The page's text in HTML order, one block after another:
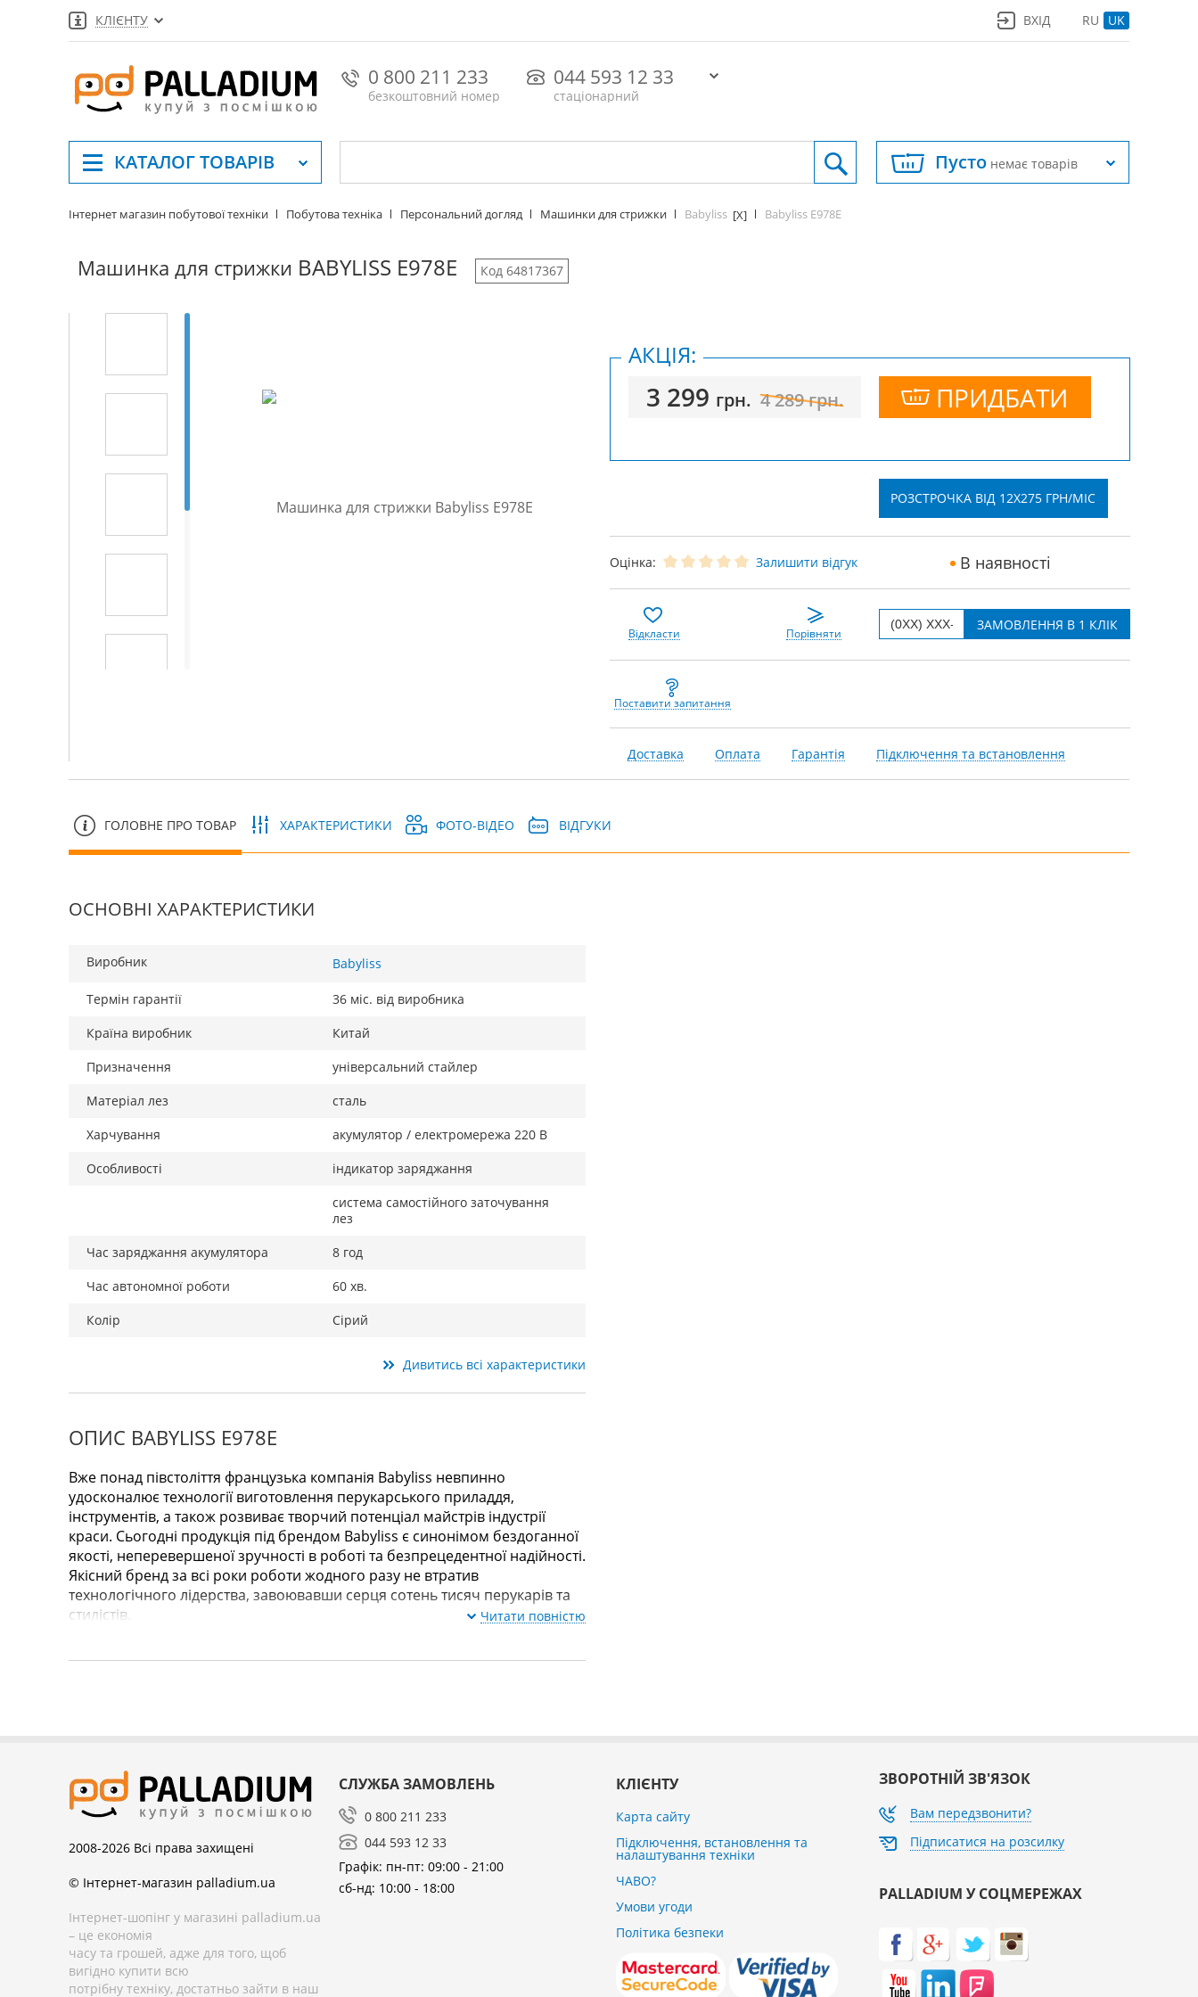
КЛІЄНТУ RU UK
ВХІД
0 800 211 233
безкоштовний номер
044 593 12 33
стаціонарний
КАТАЛОГТОВАРІВ Пусто немає товарів
Інтернет магазин побутової техніки Побутова техніка Персональний догляд Машинки для стрижки Babyliss [X] Babyliss E978E
Машинка для стрижки BABYLISS E978E Код 64817367
3 299 грн. 4 289грн. ПРИДБАТИ
АКЦІЯ:
РОЗСТРОЧКА ВІД 12X275 ГРН/МІС
Оцінка: Залишити відгук В наявності
Відкласти Порівняти
Поставити запитання
Доставка Оплата Гарантія Підключення та встановлення
ГОЛОВНЕ ПРО ТОВАР ХАРАКТЕРИСТИКИ ФОТО-ВІДЕО ВІДГУКИ
ОСНОВНІ ХАРАКТЕРИСТИКИ
Виробник Babyliss
Термін гарантії
36 міс. від виробника
Країна виробник
Китай
Призначення
універсальний стайлер
Матеріал лез
сталь
Харчування
акумулятор / електромережа 220 В
Особливості
індикатор заряджання
система самостійного заточування
лез
Час заряджання акумулятора
8 год
Час автономної роботи
60 хв.
Колір
Сірий
Дивитись всі характеристики
ОПИС BABYLISS E978E
Вже понад півстоліття французька компанія Babyliss невпинно
удосконалює технології виготовлення перукарського приладдя,
інструментів, а також розвиває творчий потенціал майстрів індустрії
краси. Сьогодні продукція під брендом Babyliss є синонімом бездоганної
якості, неперевершеної зручності в роботі та безпрецедентної надійності.
Якісний бренд за всі роки роботи жодного разу не втратив
технологічного лідерства, завоювавши серця сотень тисяч перукарів та
стилістів.
Читати повністю
2008-2026 Всі права захищені
© Інтернет-магазин palladium.ua
Інтернет-шопінг у магазині palladium.ua
– це економія
часу та грошей, адже для того, щоб
вигідно купити всю
потрібну техніку, достатньо зайти в наш
СЛУЖБА ЗАМОВЛЕНЬ
0 800 211 233
044 593 12 33
Графік: пн-пт: 09:00 - 21:00
сб-нд: 10:00 - 18:00
КЛІЄНТУ
Карта сайту
Підключення, встановлення та
налаштування техніки
ЧАВО?
Умови угоди
Політика безпеки
ЗВОРОТНІЙ ЗВ'ЯЗОК
Вам передзвонити?
Підписатися на розсилку
PALLADIUM У СОЦМЕРЕЖАХ